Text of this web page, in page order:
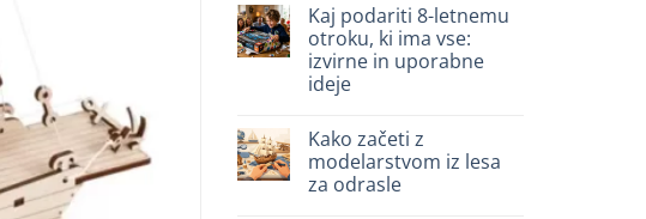
3D
meccanico
na
Quale
puzzle
3D
per
iniziare
Kaj podariti 8-letnemu
otroku, ki ima vse:
izvirne in uporabne
ideje
na
Cosa
regalare
a
Kako začeti z
modelarstvom iz lesa
za odrasle